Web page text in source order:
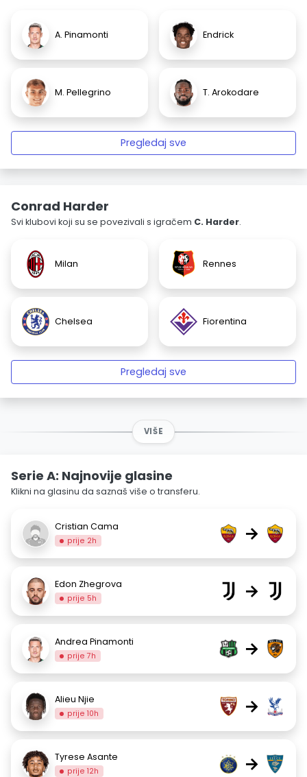
A. Pinamonti Endrick
M. Pellegrino T. Arokodare
Pregledaj sve
Conrad Harder
Svi klubovi koji su se povezivali s igračem C. Harder.
Milan Rennes
Chelsea Fiorentina
Pregledaj sve
VIŠE
Serie A: Najnovije glasine
Klikni na glasinu da saznaš više o transferu.
Cristian Cama
prije 2h →
Edon Zhegrova
prije 5h →
Andrea Pinamonti
prije 7h →
Alieu Njie
prije 10h →
Tyrese Asante
prije 12h →